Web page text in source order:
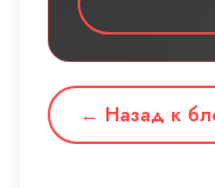
← Назад к